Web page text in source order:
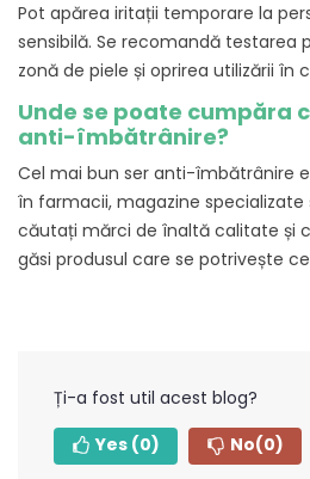
Pot apărea iritații temporare la
sensibilă. Se recomandă testarea
zonă de piele și oprirea utilizării în
Unde se poate cumpăra
anti-îmbătrânire?
Cel mai bun ser anti-îmbătrânire
în farmacii, magazine specializate
căutați mărci de înaltă calitate și
găsi produsul care se potrivește
Ți-a fost util acest blog?
Yes (0) No(0)